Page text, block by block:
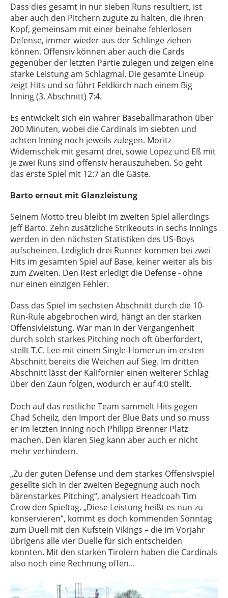
Dass dies gesamt in nur sieben Runs resultiert, ist
aber auch den Pitchern zugute zu halten, die ihren
Kopf, gemeinsam mit einer beinahe fehlerlosen
Defense, immer wieder aus der Schlinge ziehen
können. Offensiv können aber auch die Cards
gegenüber der letzten Partie zulegen und zeigen eine
starke Leistung am Schlagmal. Die gesamte Lineup
zeigt Hits und so führt Feldkirch nach einem Big
Inning (3. Abschnitt) 7:4.
Es entwickelt sich ein wahrer Baseballmarathon über
200 Minuten, wobei die Cardinals im siebten und
achten Inning noch jeweils zulegen. Moritz
Widemschek mit gesamt drei, sowie Lopez und Eß mit
je zwei Runs sind offensiv herauszuheben. So geht
das erste Spiel mit 12:7 an die Gäste.
Barto erneut mit Glanzleistung
Seinem Motto treu bleibt im zweiten Spiel allerdings
Jeff Barto. Zehn zusätzliche Strikeouts in sechs Innings
werden in den nächsten Statistiken des US-Boys
aufscheinen. Lediglich drei Runner kommen bei zwei
Hits im gesamten Spiel auf Base, keiner weiter als bis
zum Zweiten. Den Rest erledigt die Defense - ohne
nur einen einzigen Fehler.
Dass das Spiel im sechsten Abschnitt durch die 10-
Run-Rule abgebrochen wird, hängt an der starken
Offensivleistung. War man in der Vergangenheit
durch solch starkes Pitching noch oft überfordert,
stellt T.C. Lee mit einem Single-Homerun im ersten
Abschnitt bereits die Weichen auf Sieg. Im dritten
Abschnitt lässt der Kalifornier einen weiterer Schlag
über den Zaun folgen, wodurch er auf 4:0 stellt.
Doch auf das restliche Team sammelt Hits gegen
Chad Scheilz, den Import der Blue Bats und so muss
er im letzten Inning noch Philipp Brenner Platz
machen. Den klaren Sieg kann aber auch er nicht
mehr verhindern.
„Zu der guten Defense und dem starkes Offensivspiel
gesellte sich in der zweiten Begegnung auch noch
bärenstarkes Pitching“, analysiert Headcoah Tim
Crow den Spieltag. „Diese Leistung heißt es nun zu
konservieren“, kommt es doch kommenden Sonntag
zum Duell mit den Kufstein Vikings – die im Vorjahr
übrigens alle vier Duelle für sich entscheiden
konnten. Mit den starken Tirolern haben die Cardinals
also noch eine Rechnung offen...